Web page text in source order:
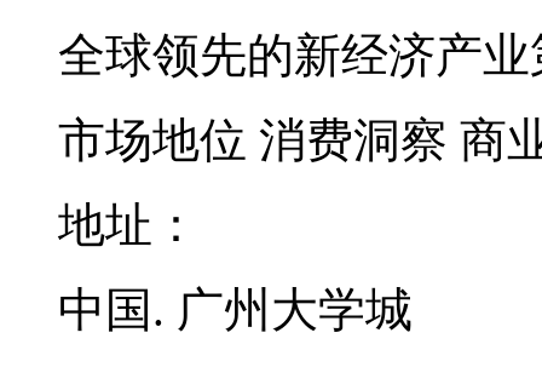
全球领先的新经济产
市场地位 消费洞察 商
地址：
中国. 广州大学城